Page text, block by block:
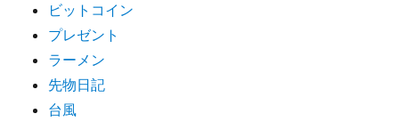
ビットコイン
プレゼント
ラーメン
先物日記
台風